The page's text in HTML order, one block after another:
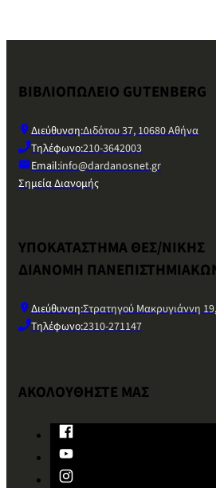
ΒΙΒΛΙΟΠΩΛΕΙΟ GUTENBERG
Διεύθυνση:Διδότου 37, 10680 Αθήνα
Τηλέφωνο:210-3642003
Email:info@dardanosnet.gr
Σημεία Διανομής
ΥΠΟΚΑΤΑΣΤΗΜΑ ΘΕΣ/ΝΙΚΗΣ
ΔΙΑΝΟΜΗ
Διεύθυνση:Στρατηγού Μακρυγιάννη
Τηλέφωνο:2310-271147
ΑΚΟΛΟΥΘΗΣΤΕ ΜΑΣ